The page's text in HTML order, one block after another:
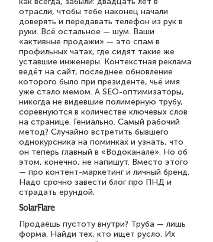
отрасли, чтобы тебе наконец начали
доверять и передавать телефон из рук в
руки. Всё остальное — шум. Ваши
«активные продажи» — это спам в
профильных чатах, где сидят такие же
уставшие инженеры. Контекстная реклама
ведёт на сайт, последнее обновление
которого было при президенте, чьё имя
уже стало мемом. А SEO-оптимизаторы,
никогда не видевшие полимерную трубу,
соревнуются в количестве ключевых слов
на странице. Гениально. Самый рабочий
метод? Случайно встретить бывшего
однокурсника на поминках и узнать, что
он теперь главный в «Водоканале». Но об
этом, конечно, не напишут. Вместо этого
— про контент-маркетинг и личный бренд.
Надо срочно завести блог про ПНД и
страдать ерундой.
SolarFlare
Продаёшь пустоту внутри? Труба — лишь
форма. Найди тех, кто ищет русло. Их